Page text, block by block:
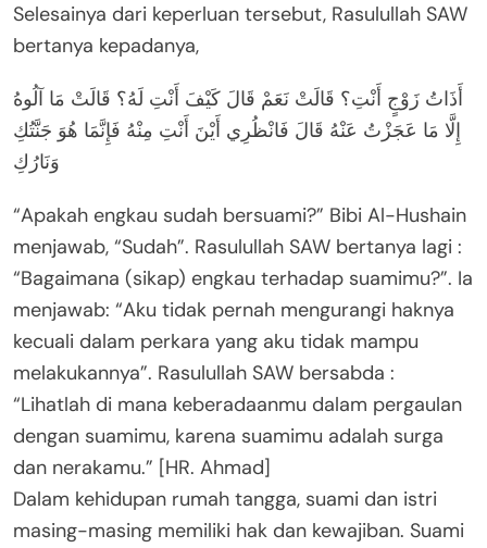
Selesainya dari keperluan tersebut, Rasulullah SAW
bertanya kepadanya,
أَذَاتُ زَوْجٍ أَنْتِ؟ قَالَتْ نَعَمْ قَالَ كَيْفَ أَنْتِ لَهُ؟ قَالَتْ مَا آلُوهُ
إِلَّا مَا عَجَزْتُ عَنْهُ قَالَ فَانْظُرِي أَيْنَ أَنْتِ مِنْهُ فَإِنَّمَا هُوَ جَنَّتُكِ
وَنَارُكِ
“Apakah engkau sudah bersuami?” Bibi Al-Hushain
menjawab, “Sudah”. Rasulullah SAW bertanya lagi :
“Bagaimana (sikap) engkau terhadap suamimu?”. Ia
menjawab: “Aku tidak pernah mengurangi haknya
kecuali dalam perkara yang aku tidak mampu
melakukannya”. Rasulullah SAW bersabda :
“Lihatlah di mana keberadaanmu dalam pergaulan
dengan suamimu, karena suamimu adalah surga
dan nerakamu.” [HR. Ahmad]
Dalam kehidupan rumah tangga, suami dan istri
masing-masing memiliki hak dan kewajiban. Suami